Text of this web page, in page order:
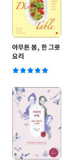
아무튼 봄, 한 그릇
요리